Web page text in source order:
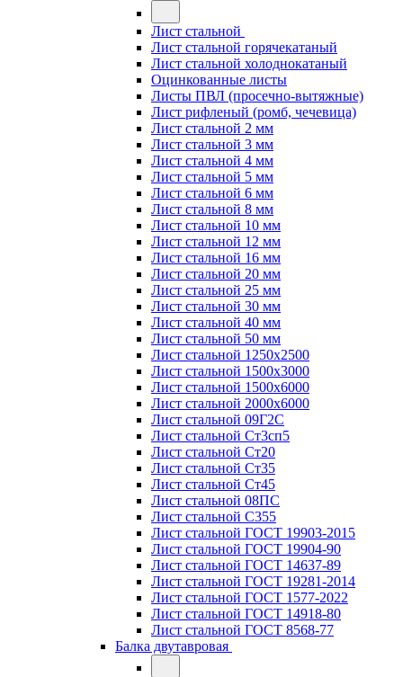
Лист стальной
Лист стальной горячекатаный
Лист стальной холоднокатаный
Оцинкованные листы
Листы ПВЛ (просечно-вытяжные)
Лист рифленый (ромб, чечевица)
Лист стальной 2 мм
Лист стальной 3 мм
Лист стальной 4 мм
Лист стальной 5 мм
Лист стальной 6 мм
Лист стальной 8 мм
Лист стальной 10 мм
Лист стальной 12 мм
Лист стальной 16 мм
Лист стальной 20 мм
Лист стальной 25 мм
Лист стальной 30 мм
Лист стальной 40 мм
Лист стальной 50 мм
Лист стальной 1250х2500
Лист стальной 1500х3000
Лист стальной 1500х6000
Лист стальной 2000х6000
Лист стальной 09Г2С
Лист стальной Ст3сп5
Лист стальной Ст20
Лист стальной Ст35
Лист стальной Ст45
Лист стальной 08ПС
Лист стальной С355
Лист стальной ГОСТ 19903-2015
Лист стальной ГОСТ 19904-90
Лист стальной ГОСТ 14637-89
Лист стальной ГОСТ 19281-2014
Лист стальной ГОСТ 1577-2022
Лист стальной ГОСТ 14918-80
Лист стальной ГОСТ 8568-77
Балка двутавровая